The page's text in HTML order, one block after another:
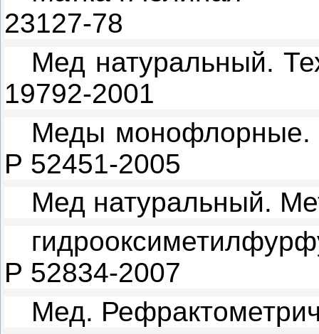
23127-78
Мед натуральный.
19792-2001
Меды монофлорные.
Р 52451-2005
Мед натуральный.
Р 52834-2007
Мед.